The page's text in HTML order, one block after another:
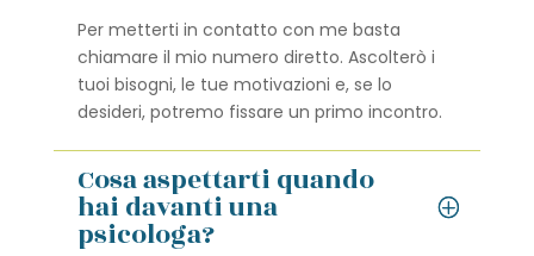
Per metterti in contatto con me basta
chiamare il mio numero diretto. Ascolterò i
tuoi bisogni, le tue motivazioni e, se lo
desideri, potremo fissare un primo incontro.
Cosa aspettarti quando
hai davanti una
psicologa?